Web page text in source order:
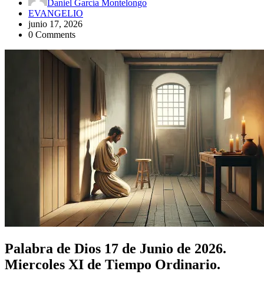
Daniel García Montelongo
EVANGELIO
junio 17, 2026
0 Comments
Palabra de Dios 17 de Junio de 2026.
Miercoles XI de Tiempo Ordinario.